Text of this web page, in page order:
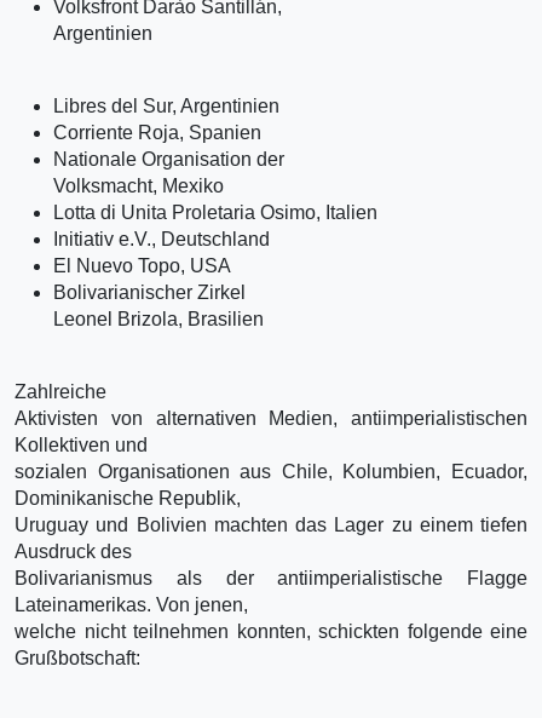
Volksfront Darà­o Santillán,
Argentinien
Libres del Sur, Argentinien
Corriente Roja, Spanien
Nationale Organisation der
Volksmacht, Mexiko
Lotta di Unita Proletaria Osimo, Italien
Initiativ e.V., Deutschland
El Nuevo Topo, USA
Bolivarianischer Zirkel
Leonel Brizola, Brasilien
Zahlreiche
Aktivisten von alternativen Medien, antiimperialistischen
Kollektiven und
sozialen Organisationen aus Chile, Kolumbien, Ecuador,
Dominikanische Republik,
Uruguay und Bolivien machten das Lager zu einem tiefen
Ausdruck des
Bolivarianismus als der antiimperialistische Flagge
Lateinamerikas. Von jenen,
welche nicht teilnehmen konnten, schickten folgende eine
Grußbotschaft: